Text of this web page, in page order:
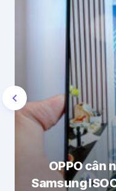
OPPO cân
Samsung